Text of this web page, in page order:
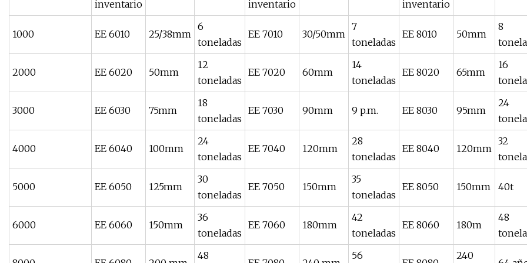
inventario
inventario
inventario
1000 EE 6010 25/38mm
6
toneladas
EE 7010 30/50mm
7
toneladas
EE 8010 50mm
8
2000 EE 6020 50mm
12
toneladas
EE 7020 60mm
14
toneladas
EE 8020 65mm
16
3000 EE 6030 75mm
18
toneladas
EE 7030 90mm 9 p.m. EE 8030 95mm
24
4000 EE 6040 100mm
24
toneladas
EE 7040 120mm
28
toneladas
EE 8040 120mm
32
5000 EE 6050 125mm
30
toneladas
EE 7050 150mm
35
toneladas
EE 8050 150mm 40t
6000 EE 6060 150mm
36
toneladas
EE 7060 180mm
42
toneladas
EE 8060 180m
48
48 56 240